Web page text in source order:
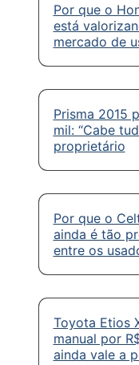
Por que o
está
mercado de
Prisma 2015
mil: “Cabe
proprietário
Por que o
ainda é tão
entre os
Toyota Etios
manual por
ainda vale a